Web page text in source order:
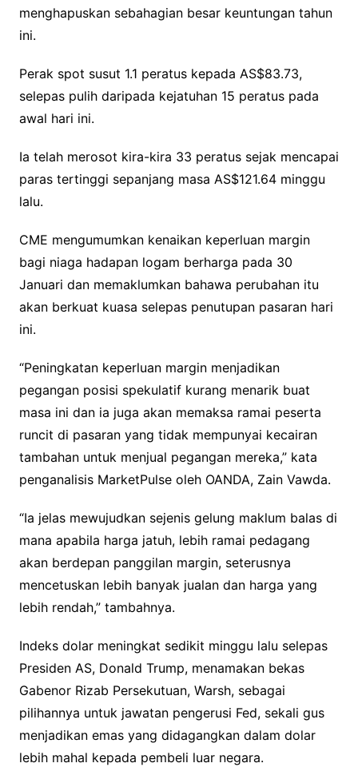
menghapuskan sebahagian besar keuntungan tahun
ini.
Perak spot susut 1.1 peratus kepada AS$83.73,
selepas pulih daripada kejatuhan 15 peratus pada
awal hari ini.
Ia telah merosot kira-kira 33 peratus sejak mencapai
paras tertinggi sepanjang masa AS$121.64 minggu
lalu.
CME mengumumkan kenaikan keperluan margin
bagi niaga hadapan logam berharga pada 30
Januari dan memaklumkan bahawa perubahan itu
akan berkuat kuasa selepas penutupan pasaran hari
ini.
“Peningkatan keperluan margin menjadikan
pegangan posisi spekulatif kurang menarik buat
masa ini dan ia juga akan memaksa ramai peserta
runcit di pasaran yang tidak mempunyai kecairan
tambahan untuk menjual pegangan mereka,” kata
penganalisis MarketPulse oleh OANDA, Zain Vawda.
“Ia jelas mewujudkan sejenis gelung maklum balas di
mana apabila harga jatuh, lebih ramai pedagang
akan berdepan panggilan margin, seterusnya
mencetuskan lebih banyak jualan dan harga yang
lebih rendah,” tambahnya.
Indeks dolar meningkat sedikit minggu lalu selepas
Presiden AS, Donald Trump, menamakan bekas
Gabenor Rizab Persekutuan, Warsh, sebagai
pilihannya untuk jawatan pengerusi Fed, sekali gus
menjadikan emas yang didagangkan dalam dolar
lebih mahal kepada pembeli luar negara.